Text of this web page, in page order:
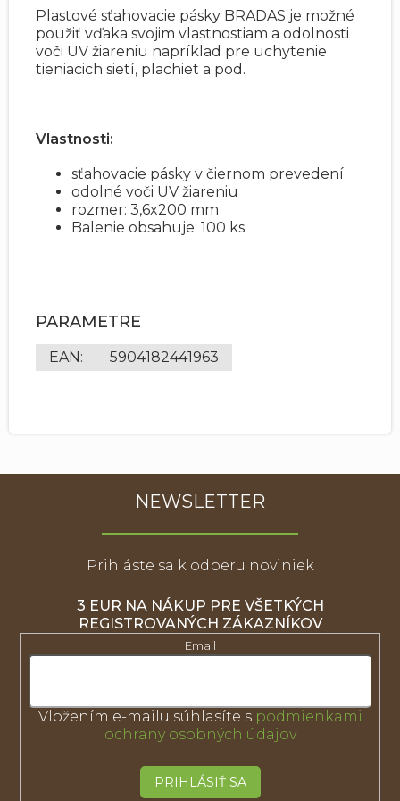
Plastové sťahovacie pásky BRADAS je možné
použiť vďaka svojim vlastnostiam a odolnosti
voči UV žiareniu napríklad pre uchytenie
tieniacich sietí, plachiet a pod.
Vlastnosti:
sťahovacie pásky v čiernom prevedení
odolné voči UV žiareniu
rozmer: 3,6x200 mm
Balenie obsahuje: 100 ks
PARAMETRE
EAN: 5904182441963
NEWSLETTER
Prihláste sa k odberu noviniek
3 EUR NA NÁKUP PRE VŠETKÝCH
REGISTROVANÝCH ZÁKAZNÍKOV
Email
Vložením e-mailu súhlasíte s podmienkami
ochrany osobných údajov
PRIHLÁSIŤ SA